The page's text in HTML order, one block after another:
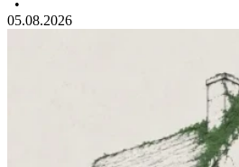
•
05.08.2026